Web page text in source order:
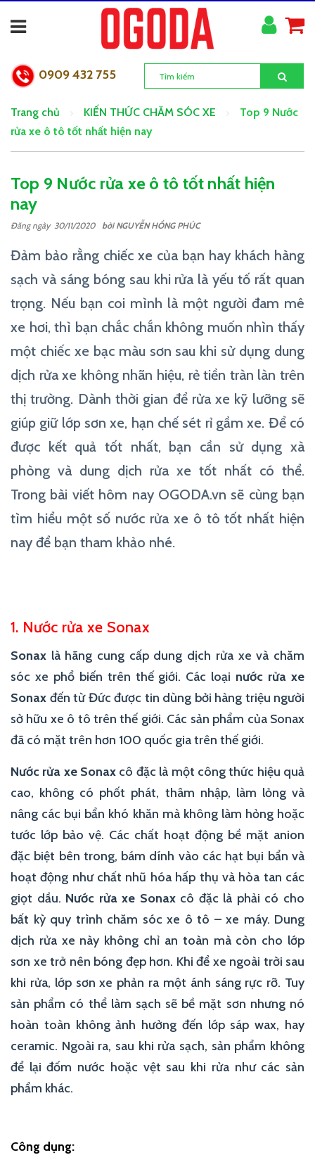
0909 432 755
Trang chủ KIẾN THỨC CHĂM SÓC XE
Top 9 Nước
rửa xe ô tô tốt nhất hiện nay
Top 9 Nước rửa xe ô tô tốt nhất hiện
nay
Đăng ngày 30/11/2020 bởi NGUYỄN HỒNG PHÚC
Đảm bảo rằng chiếc xe của bạn hay khách hàng
sạch và sáng bóng sau khi rửa là yếu tố rất quan
trọng. Nếu bạn coi mình là một người đam mê
xe hơi, thì bạn chắc chắn không muốn nhìn thấy
một chiếc xe bạc màu sơn sau khi sử dụng dung
dịch rửa xe không nhãn hiệu, rẻ tiền tràn làn trên
thị trường. Dành thời gian để rửa xe kỹ lưỡng sẽ
giúp giữ lớp sơn xe, hạn chế sét rỉ gầm xe. Để có
được kết quả tốt nhất, bạn cần sử dụng xà
phòng và dung dịch rửa xe tốt nhất có thể.
Trong bài viết hôm nay OGODA.vn sẽ cùng bạn
tìm hiểu một số nước rửa xe ô tô tốt nhất hiện
nay để bạn tham khảo nhé.
1. Nước rửa xe Sonax
Sonax là hãng cung cấp dung dịch rửa xe và chăm
sóc xe phổ biến trên thế giới. Các loại nước rửa xe
Sonax đến từ Đức được tin dùng bởi hàng triệu người
sở hữu xe ô tô trên thế giới. Các sản phẩm của Sonax
đã có mặt trên hơn 100 quốc gia trên thế giới.
Nước rửa xe Sonax cô đặc là một công thức hiệu quả
cao, không có phốt phát, thâm nhập, làm lỏng và
nâng các bụi bẩn khó khăn mà không làm hỏng hoặc
tước lớp bảo vệ. Các chất hoạt động bề mặt anion
đặc biệt bên trong, bám dính vào các hạt bụi bẩn và
hoạt động như chất nhũ hóa hấp thụ và hòa tan các
giọt dầu. Nước rửa xe Sonaxcô đặc là phải có cho
bất kỳ quy trình chăm sóc xe ô tô – xe máy. Dung
dịch rửa xe này không chỉ an toàn mà còn cho lớp
sơn xe trở nên bóng đẹp hơn. Khi để xe ngoài trời sau
khi rửa, lớp sơn xe phản ra một ánh sáng rực rỡ. Tuy
sản phẩm có thể làm sạch sẽ bề mặt sơn nhưng nó
hoàn toàn không ảnh hưởng đến lớp sáp wax, hay
ceramic. Ngoài ra, sau khi rửa sạch, sản phẩm không
để lại đốm nước hoặc vệt sau khi rửa như các sản
phẩm khác.
Công dụng: